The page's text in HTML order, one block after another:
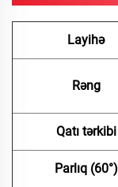
Layihə
Rəng
Qatı tərkibi
Parlıq (60°)